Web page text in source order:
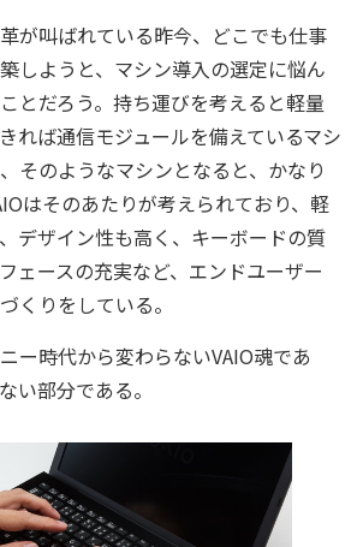
が叫ばれている昨今、どこでも仕事
しようと、マシン導入の選定に悩ん
とだろう。持ち運びを考えると軽量
れば通信モジュールを備えているマシ
そのようなマシンとなると、かなり
はそのあたりが考えられており、軽
デザイン性も高く、キーボードの質
ェースの充実など、エンドユーザー
くりをしている。
ー時代から変わらないVAIO魂であ
い部分である。